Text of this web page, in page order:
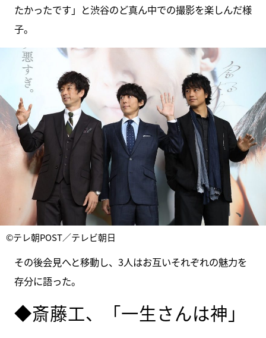
たかったです」と渋谷のど真ん中での撮影を楽しんだ様
子。
©テレ朝POST／テレビ朝日
その後会見へと移動し、3人はお互いそれぞれの魅力を
存分に語った。
◆斎藤工、「一生さんは神」